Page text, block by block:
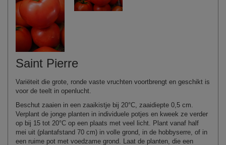
Saint Pierre
Variëteit die grote, ronde vaste vruchten voortbrengt en geschikt is
voor de teelt in openlucht.
Beschut zaaien in een zaaikistje bij 20°C, zaaidiepte 0,5 cm.
Verplant de jonge planten in individuele potjes en kweek ze verder
op bij 15 tot 20°C op een plaats met veel licht. Plant vanaf half
mei uit (plantafstand 70 cm) in volle grond, in de hobbyserre, of in
een ruime pot met voedzame grond. Laat de planten, die een